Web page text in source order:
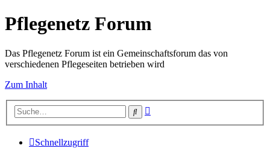
Pflegenetz Forum
Das Pflegenetz Forum ist ein Gemeinschaftsforum das von
verschiedenen Pflegeseiten betrieben wird
Zum Inhalt
Suche
Schnellzugriff